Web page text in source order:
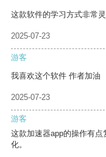
这款软件的学习方式非常
2025-07-23
游客
我喜欢这个软件 作者加油
2025-07-23
游客
这款加速器app的操作有
化。